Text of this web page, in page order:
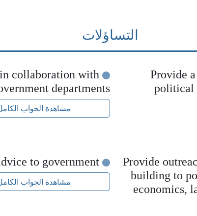
التساؤلات
Provide
political
collaboration with
departments
مشاهدة الجواب
Provide
building to
economics,
مشاهدة الجواب